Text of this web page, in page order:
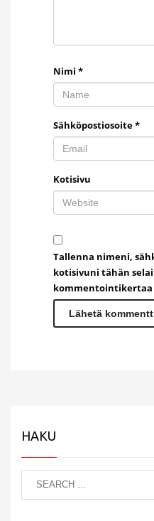
Nimi *
Sähköpostiosoite*
Kotisivu
Tallenna nimeni,
kotisivuni tähän
kommentointikertaa
HAKU